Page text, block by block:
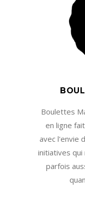
Boulettes
en ligne
avec l'envie
initiatives qui
parfois